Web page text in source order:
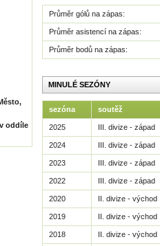
oddíle
Průměr gólů na zápas:
Průměr asistencí na zápas:
Průměr bodů na zápas:
MINULÉ SEZÓNY
sezóna soutěž
2025 III. divize - západ
2024 III. divize - západ
2023 III. divize - západ
2022 III. divize - západ
2020 II. divize - východ
2019 II. divize - východ
2018 II. divize - východ